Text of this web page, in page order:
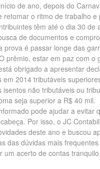
de ano, depois do
retomar o ritmo de trabalho e
têm até o dia 30 de
de documentos e
prova é passar longe das
prêmio, estar em paz com o
obrigado a apresentar
em 2014 tributáveis
isentos não tributáveis ou
seja superior a R$ 40 mil.
pode ajudar a evitar
Por isso, o JC
deste ano e buscou
das dúvidas mais
um acerto de contas